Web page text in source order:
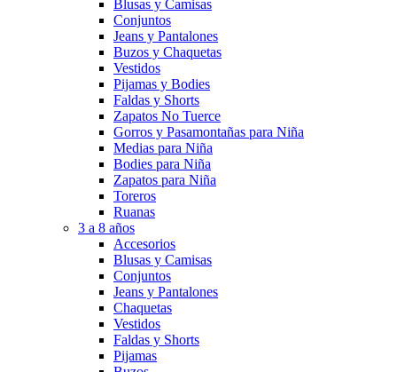
Blusas y Camisas
Conjuntos
Jeans y Pantalones
Buzos y Chaquetas
Vestidos
Pijamas y Bodies
Faldas y Shorts
Zapatos No Tuerce
Gorros y Pasamontañas para Niña
Medias para Niña
Bodies para Niña
Zapatos para Niña
Toreros
Ruanas
3 a 8 años
Accesorios
Blusas y Camisas
Conjuntos
Jeans y Pantalones
Chaquetas
Vestidos
Faldas y Shorts
Pijamas